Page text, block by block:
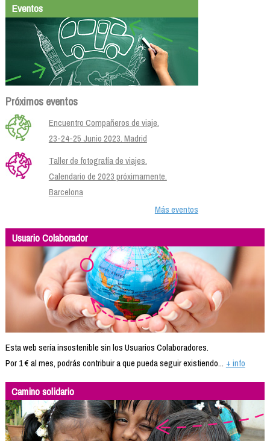
Eventos
Próximos eventos
Encuentro Compañeros de viaje.
23-24-25 Junio 2023. Madrid
Taller de fotografía de viajes.
Calendario de 2023 próximamente.
Barcelona
Más eventos
Usuario Colaborador
Esta web sería insostenible sin los Usuarios Colaboradores.
Por 1 € al mes, podrás contribuir a que pueda seguir existiendo... + info
Camino solidario